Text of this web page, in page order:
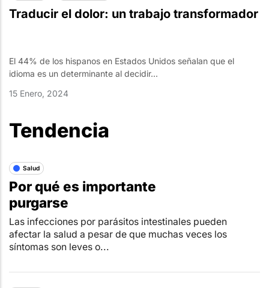
Traducir el dolor: un trabajo transformador
El 44% de los hispanos en Estados Unidos señalan que el
idioma es un determinante al decidir...
15 Enero, 2024
Tendencia
Salud
Por qué es importante
purgarse
Las infecciones por parásitos intestinales pueden
afectar la salud a pesar de que muchas veces los
síntomas son leves o...